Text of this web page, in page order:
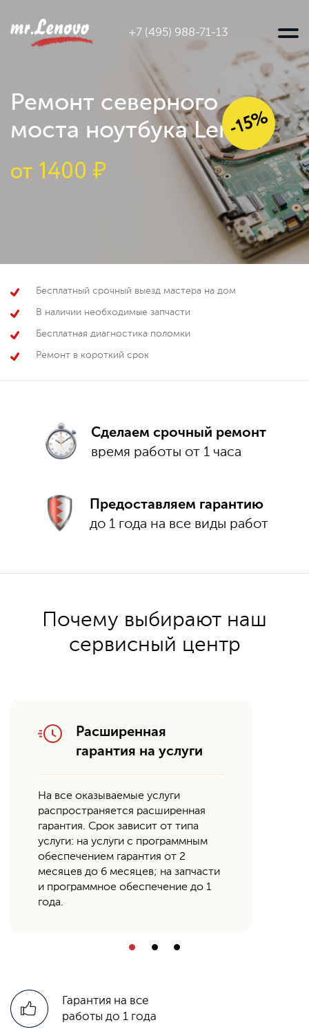
+7 (495) 988-71-13
Ремонт северного
моста ноутбука Lenovo
от 1400 ₽
-15%
Бесплатный срочный выезд мастера на дом
В наличии необходимые запчасти
Бесплатная диагностика поломки
Ремонт в короткий срок
Сделаем срочный ремонт
время работы от 1 часа
Предоставляем гарантию
до 1 года на все виды работ
Почему выбирают наш
сервисный центр
Расширенная
гарантия на услуги
На все оказываемые услуги
распространяется расширенная
гарантия. Срок зависит от типа
услуги: на услуги с программным
обеспечением гарантия от 2
месяцев до 6 месяцев; на запчасти
и программное обеспечение до 1
года.
Гарантия на все
работы до 1 года